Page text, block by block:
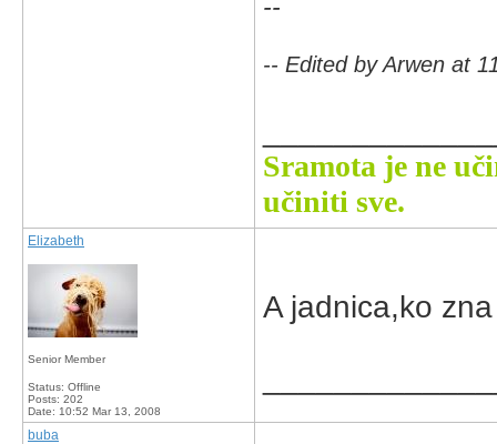
--
-- Edited by Arwen at
Sramota je ne
učiniti sve.
Elizabeth
Senior Member
Status: Offline
Posts: 202
Date: 10:52 Mar 13, 2008
A jadnica,ko
buba